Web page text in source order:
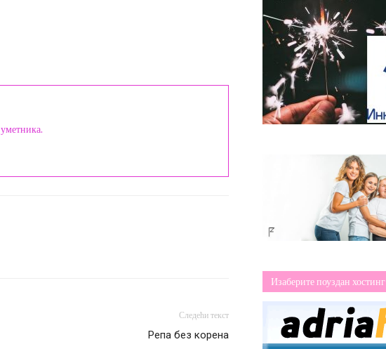
Следећи текст
Репа без корена
Изаберите поуздан хостинг